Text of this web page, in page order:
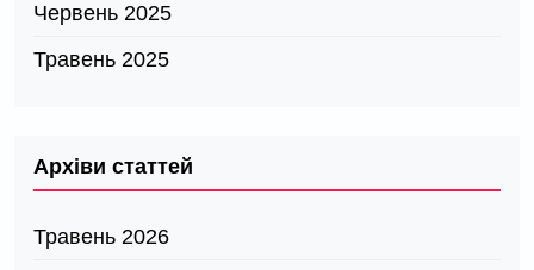
Червень 2025
Травень 2025
Архіви статтей
Травень 2026